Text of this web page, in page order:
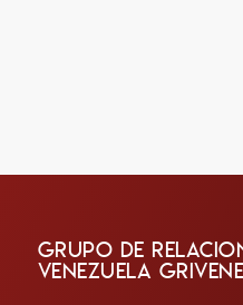
GRUPO DE
VENEZUELA